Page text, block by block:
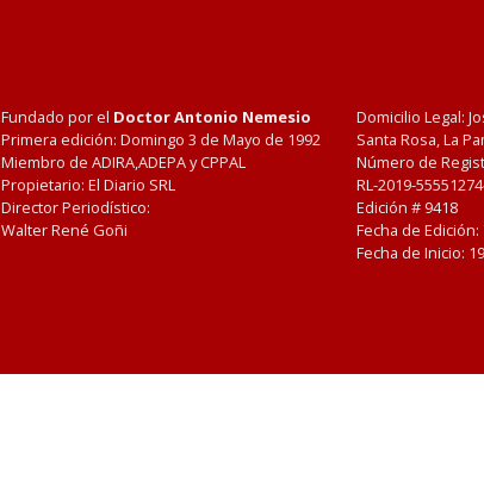
Fundado por el Doctor Antonio Nemesio
Primera edición: Domingo 3 de Mayo de 1992
Miembro de ADIRA,ADEPA y CPPAL
Propietario: El Diario SRL
Director Periodístico:
Walter René Goñi
Domicilio Legal:
Santa Rosa, La
Número de
RL-2019-
Edición # 9418
Fecha de Edición:
Fecha de Inicio: